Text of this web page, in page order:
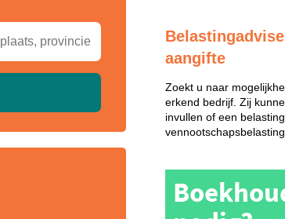
aangifte
Zoekt u naar
erkend bedrijf. Zij
invullen of een